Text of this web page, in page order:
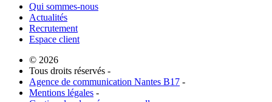
Qui sommes-nous
Actualités
Recrutement
Espace client
© 2026
Tous droits réservés -
Agence de communication Nantes B17 -
Mentions légales -